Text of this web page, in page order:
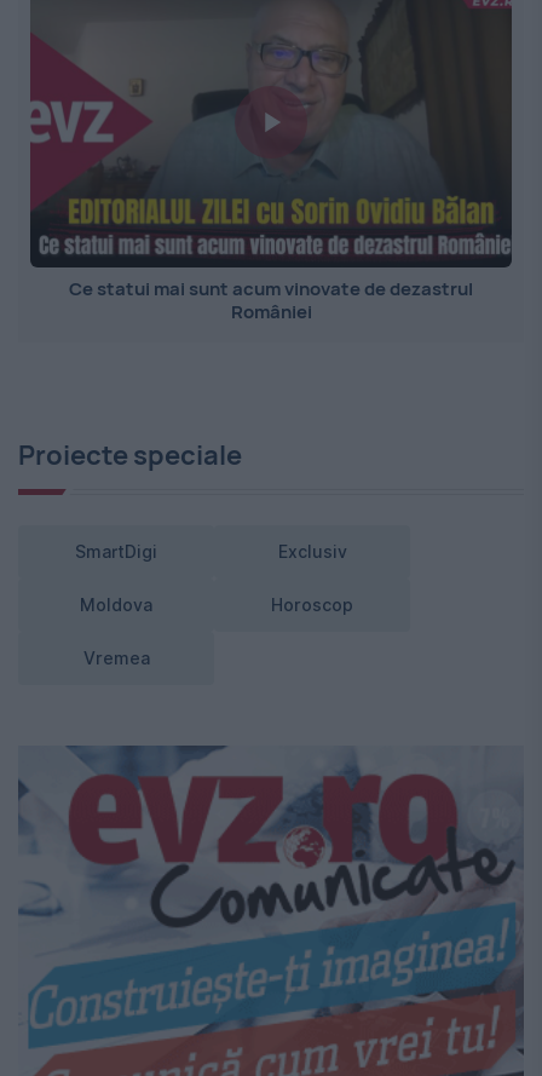
Ce statui mai sunt acum vinovate de dezastrul
României
Proiecte speciale
SmartDigi Exclusiv
Moldova Horoscop
Vremea